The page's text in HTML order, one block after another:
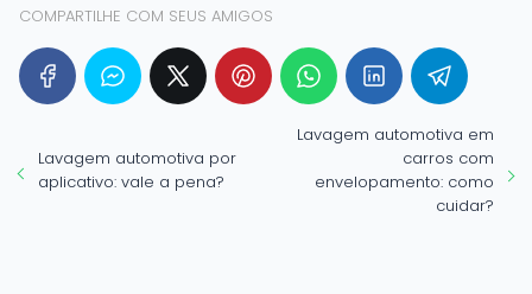
COMPARTILHE COM SEUS AMIGOS
Lavagem automotiva por
aplicativo: vale a pena?
Lavagem automotiva em
carros com
envelopamento: como
cuidar?